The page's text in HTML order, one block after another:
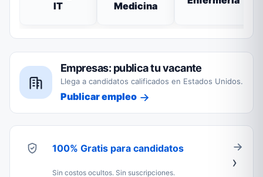
IT
Medicina
Empresas: publica tu vacante
Llega a candidatos calificados en Estados Unidos.
Publicar empleo
100% Gratis para candidatos
Sin costos ocultos. Sin suscripciones.